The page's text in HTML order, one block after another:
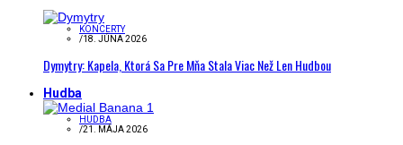
KONCERTY
/18. JÚNA 2026
Dymytry: Kapela, Ktorá Sa Pre Mňa Stala Viac Než Len Hudbou
Hudba
HUDBA
/21. MÁJA 2026